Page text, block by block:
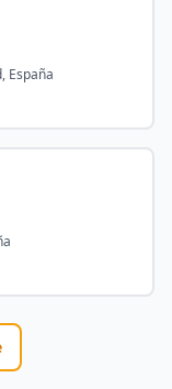
España